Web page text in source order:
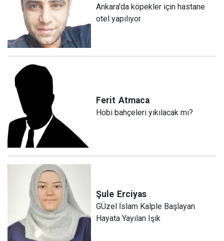
Ankara'da köpekler için hastane
otel yapılıyor
Ferit Atmaca
Hobi bahçeleri yıkılacak mı?
Şule Erciyas
GÜzel İslam Kalple Başlayan
Hayata Yayılan Işık